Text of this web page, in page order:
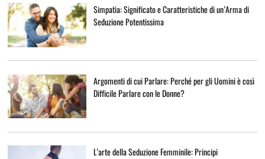
Simpatia: Significato e Caratteristiche di un’Arma di
Seduzione Potentissima
Argomenti di cui Parlare: Perché per gli Uomini è così
Difficile Parlare con le Donne?
L’arte della Seduzione Femminile: Principi